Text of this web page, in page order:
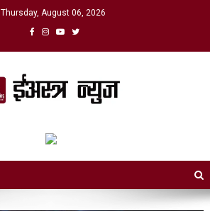
Thursday, August 06, 2026